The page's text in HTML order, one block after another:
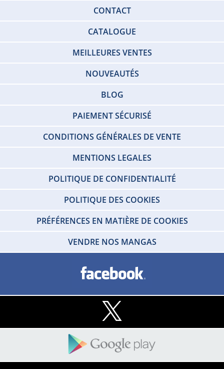
CONTACT
CATALOGUE
MEILLEURES VENTES
NOUVEAUTÉS
BLOG
PAIEMENT SÉCURISÉ
CONDITIONS GÉNÉRALES DE VENTE
MENTIONS LEGALES
POLITIQUE DE CONFIDENTIALITÉ
POLITIQUE DES COOKIES
PRÉFÉRENCES EN MATIÈRE DE COOKIES
VENDRE NOS MANGAS